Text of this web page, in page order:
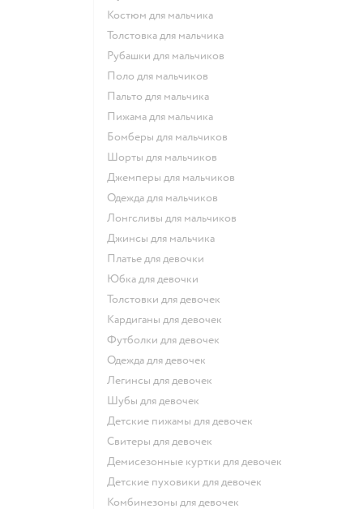
Костюм для мальчика
Толстовка для мальчика
Рубашки для мальчиков
Поло для мальчиков
Пальто для мальчика
Пижама для мальчика
Бомберы для мальчиков
Шорты для мальчиков
Джемперы для мальчиков
Одежда для мальчиков
Лонгсливы для мальчиков
Джинсы для мальчика
Платье для девочки
Юбка для девочки
Толстовки для девочек
Кардиганы для девочек
Футболки для девочек
Одежда для девочек
Легинсы для девочек
Шубы для девочек
Детские пижамы для девочек
Свитеры для девочек
Демисезонные куртки для девочек
Детские пуховики для девочек
Комбинезоны для девочек